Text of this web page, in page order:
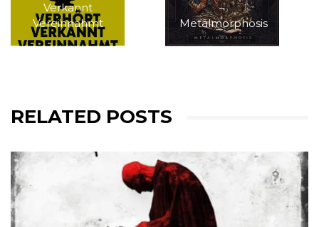
Verkannt
Vereinnahmt
–
Metalmorphosis
RELATED POSTS